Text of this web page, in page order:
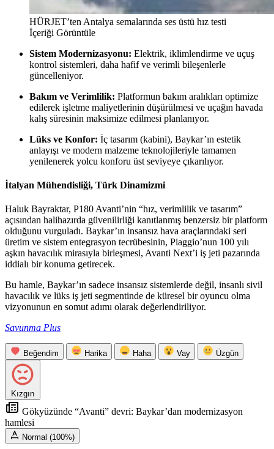
HÜRJET’ten Antalya semalarında ses üstü hız testi
İçeriği Görüntüle
Sistem Modernizasyonu: Elektrik, iklimlendirme ve uçuş
kontrol sistemleri, daha hafif ve verimli bileşenlerle
güncelleniyor.
Bakım ve Verimlilik: Platformun bakım aralıkları optimize
edilerek işletme maliyetlerinin düşürülmesi ve uçağın havada
kalış süresinin maksimize edilmesi planlanıyor.
Lüks ve Konfor: İç tasarım (kabini), Baykar’ın estetik
anlayışı ve modern malzeme teknolojileriyle tamamen
yenilenerek yolcu konforu üst seviyeye çıkarılıyor.
İtalyan Mühendisliği, Türk Dinamizmi
Haluk Bayraktar, P180 Avanti’nin “hız, verimlilik ve tasarım”
açısından halihazırda güvenilirliği kanıtlanmış benzersiz bir platform
olduğunu vurguladı. Baykar’ın insansız hava araçlarındaki seri
üretim ve sistem entegrasyon tecrübesinin, Piaggio’nun 100 yılı
aşkın havacılık mirasıyla birleşmesi, Avanti Next’i iş jeti pazarında
iddialı bir konuma getirecek.
Bu hamle, Baykar’ın sadece insansız sistemlerde değil, insanlı sivil
havacılık ve lüks iş jeti segmentinde de küresel bir oyuncu olma
vizyonunun en somut adımı olarak değerlendiriliyor.
Savunma Plus
Beğendim Harika Haha Vay Üzgün
Kızgın
Gökyüzünde “Avanti” devri: Baykar’dan modernizasyon
hamlesi
Normal (100%)